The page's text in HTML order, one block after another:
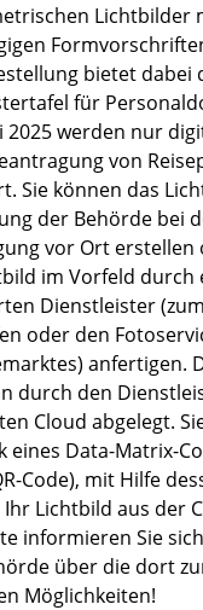
Lichtbilder
bietet dabei
für
2025 werden nur
von
Sie können das
der Behörde bei
vor Ort erstellen
im Vorfeld durch
Dienstleister
oder den
anfertigen.
durch den
Cloud abgelegt.
eines Data-Matrix-
Code), mit Hilfe
Lichtbild aus der
informieren Sie
über die dort
Möglichkeiten!